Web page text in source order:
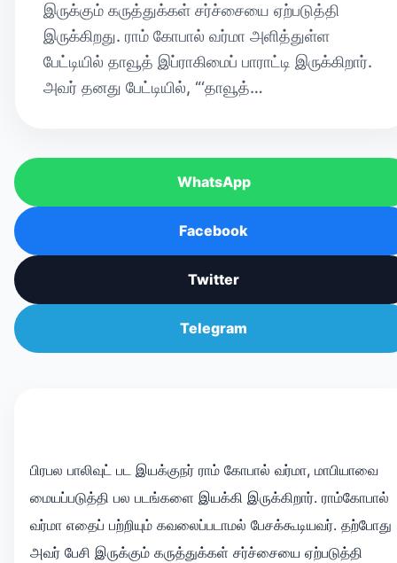
இருக்கும் கருத்துக்கள் சர்ச்சையை ஏற்படுத்தி
இருக்கிறது. ராம் கோபால் வர்மா அளித்துள்ள
பேட்டியில் தாவூத் இப்ராகிமைப் பாராட்டி இருக்கிறார்.
அவர் தனது பேட்டியில், “‘தாவூத்…
WhatsApp
Facebook
Twitter
Telegram
பிரபல பாலிவுட் பட இயக்குநர் ராம் கோபால் வர்மா, மாபியாவை
மையப்படுத்தி பல படங்களை இயக்கி இருக்கிறார். ராம்கோபால்
வர்மா எதைப் பற்றியும் கவலைப்படாமல் பேசக்கூடியவர். தற்போது
அவர் பேசி இருக்கும் கருத்துக்கள் சர்ச்சையை ஏற்படுத்தி